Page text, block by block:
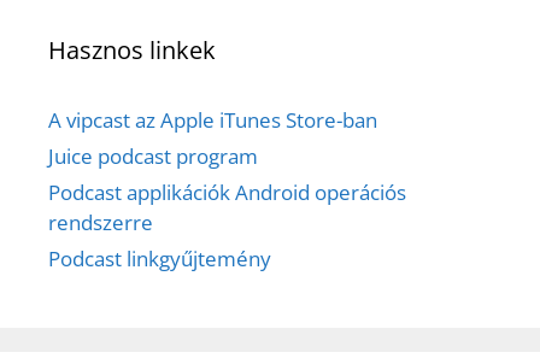
Hasznos linkek
A vipcast az Apple iTunes Store-ban
Juice podcast program
Podcast applikációk Android operációs
rendszerre
Podcast linkgyűjtemény